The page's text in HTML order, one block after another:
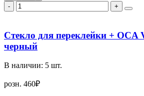
-
+
Стекло для переклейки +
черный
В наличии: 5 шт.
розн. 460₽